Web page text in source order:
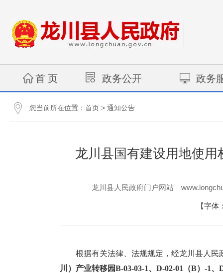
首 页 政务公开 政务
您当前所在位置： 首页 > 通知公告
龙川县国有建设用地使用
龙川县人民政府门户网站
【字体
根据有关法律、法规规定，经龙川县人民
川）产业转移园B-03-03-1、D-02-01（B）-1、